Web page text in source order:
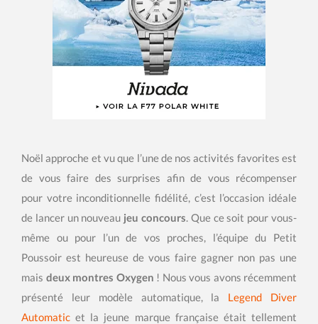
Noël approche et vu que l’une de nos activités favorites est
de vous faire des surprises afin de vous récompenser
pour votre inconditionnelle fidélité, c’est l’occasion idéale
de lancer un nouveau jeu concours. Que ce soit pour vous-
même ou pour l’un de vos proches, l’équipe du Petit
Poussoir est heureuse de vous faire gagner non pas une
mais deux montres Oxygen ! Nous vous avons récemment
présenté leur modèle automatique, la Legend Diver
Automatic et la jeune marque française était tellement